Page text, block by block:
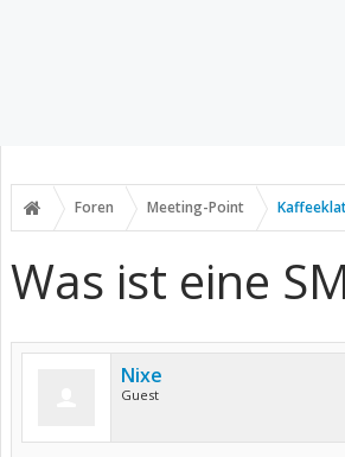
Foren Meeting-Point
Was ist eine
Nixe
Guest